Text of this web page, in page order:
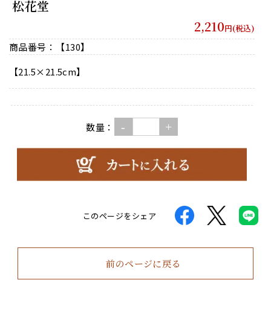
松花堂
2,210円(税込)
商品番号：【130】
【21.5×21.5cm】
数量： - +
このページをシェア
前のページに戻る